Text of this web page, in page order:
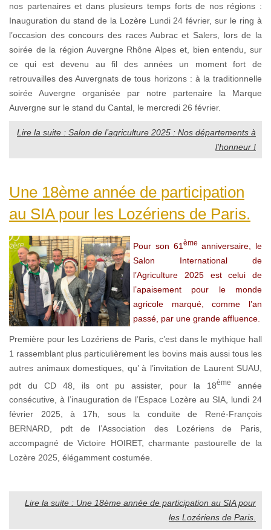
nos partenaires et dans plusieurs temps forts de nos régions :
Inauguration du stand de la Lozère Lundi 24 février, sur le ring à
l’occasion des concours des races Aubrac et Salers, lors de la
soirée de la région Auvergne Rhône Alpes et, bien entendu, sur
ce qui est devenu au fil des années un moment fort de
retrouvailles des Auvergnats de tous horizons : à la traditionnelle
soirée Auvergne organisée par notre partenaire la Marque
Auvergne sur le stand du Cantal, le mercredi 26 février.
Lire la suite : Salon de l’agriculture 2025 : Nos départements à
l’honneur !
Une 18ème année de participation
au SIA pour les Lozériens de Paris.
Pour son 61 ème anniversaire, le
Salon International de
l’Agriculture 2025 est celui de
l’apaisement pour le monde
agricole marqué, comme l’an
passé, par une grande affluence.
Première pour les Lozériens de Paris, c’est dans le mythique hall
1 rassemblant plus particulièrement les bovins mais aussi tous les
autres animaux domestiques, qu’ à l’invitation de Laurent SUAU,
pdt du CD 48, ils ont pu assister, pour la 18ème
année
consécutive, à l’inauguration de l’Espace Lozère au SIA, lundi 24
février 2025, à 17h, sous la conduite de René-François
BERNARD, pdt de l’Association des Lozériens de Paris,
accompagné de Victoire HOIRET, charmante pastourelle de la
Lozère 2025, élégamment costumée.
Lire la suite : Une 18ème année de participation au SIA pour
les Lozériens de Paris.